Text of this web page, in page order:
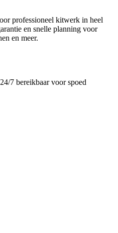
professioneel kitwerk in heel
en snelle planning voor
en meer.
7 bereikbaar voor spoed